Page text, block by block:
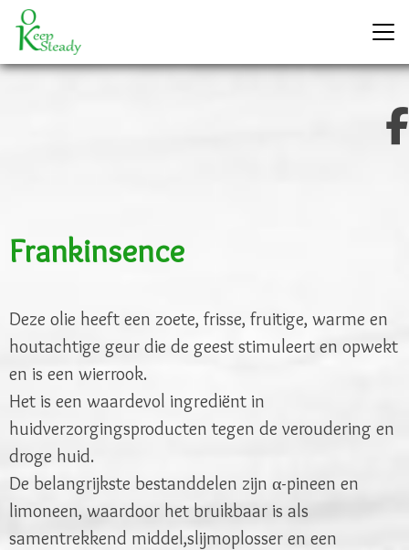
Frankinsence
Deze olie heeft een zoete, frisse, fruitige, warme en
houtachtige geur die de geest stimuleert en opwekt
en is een wierrook.
Het is een waardevol ingrediënt in
huidverzorgingsproducten tegen de veroudering en
droge huid.
De belangrijkste bestanddelen zijn α-pineen en
limoneen, waardoor het bruikbaar is als
samentrekkend middel,slijmoplosser en een